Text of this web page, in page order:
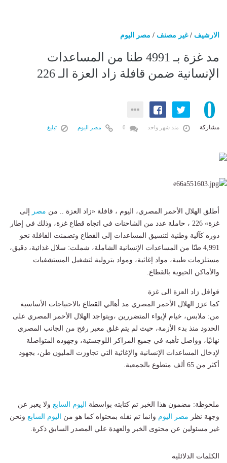
الارشيف /غير مصنف / مصر اليوم
مد غزة بـ 4991 طنا من المساعدات
الإنسانية ضمن قافلة زاد العزة الـ 226
0
مشاركة منذ شهر واحد مصر اليوم تبليغ
أطلق الهلال الأحمر المصري، اليوم ، قافلة «زاد العزة .. من مصر
إلى
غزة» 226 ، حاملة عدد من الشاحنات في اتجاه قطاع غزة، وذلك في إطار
دوره كآلية وطنية لتنسيق المساعدات إلى القطاع وتضمنت القافلة نحو
4,991 طنًا من المساعدات الإنسانية الشاملة، شملت: سلال غذائية، دقيق،
مستلزمات طبية، مواد إغاثية، ومواد بترولية لتشغيل المستشفيات
والأماكن الحيوية بالقطاع.
قوافل زاد العزة الى غزة
كما عزز الهلال الأحمر المصري مد أهالي القطاع بالاحتياجات الأساسية
من: ملابس، خيام لإيواء المتضررين ،ويتواجد الهلال الأحمر المصري على
الحدود منذ بدء الأزمة، حيث لم يتم غلق معبر رفح من الجانب المصري
نهائيًا، وواصل تأهبه في جميع المراكز اللوجستية، وجهوده المتواصلة
لإدخال المساعدات الإنسانية والإغاثية التي تجاوزت المليون طن، بجهود
أكثر من 65 ألف متطوع بالجمعية.
ملحوظة: مضمون هذا الخبر تم كتابته بواسطة اليوم السابع ولا يعبر عن
وجهة نظر مصر اليوم وانما تم نقله بمحتواه كما هو من اليوم السابع ونحن
غير مسئولين عن محتوى الخبر والعهدة علي المصدر السابق ذكرة.
الكلمات الدلائليه